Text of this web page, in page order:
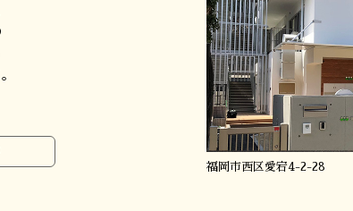
福岡市西区愛宕4-2-28